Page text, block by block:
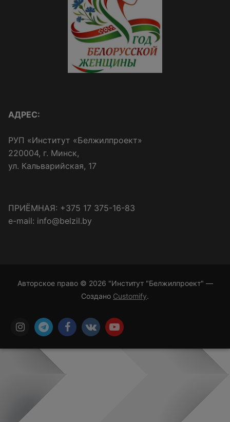
АДРЕС:
РУП «Институт «Белжилпроект»
220004, г. Минск,
ул. Кальварийская, 17
ПРИЁМНАЯ: +375 17 375-16-83
e-mail: info@belzil.by
Авторское право © 2026 "Институт "Белжилпроект" —
Создано Customify.